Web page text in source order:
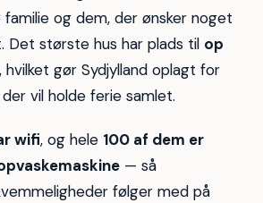
og dem, der ønsker noget
Det største hus har plads til op
, hvilket gør Sydjylland oplagt for
vil holde ferie samlet.
wifi, og hele 100 af dem er
— så
følger med på